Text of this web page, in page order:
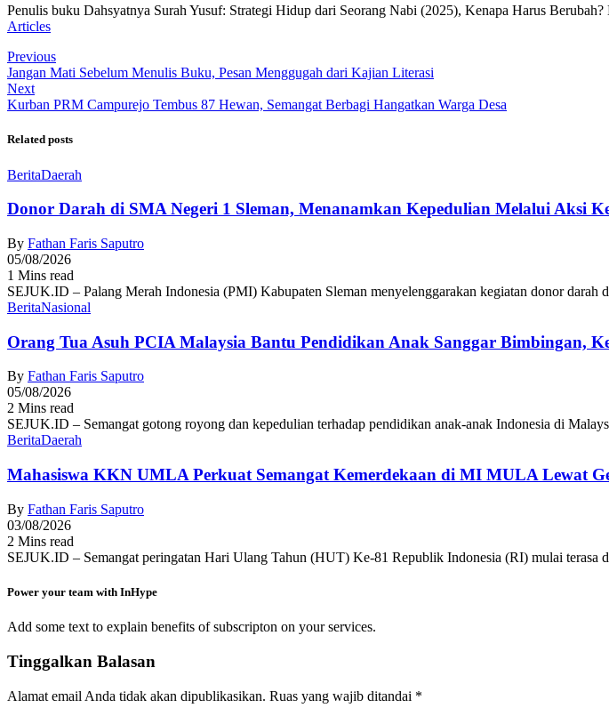
Penulis buku Dahsyatnya Surah Yusuf: Strategi Hidup dari Seorang Nabi (2025), Kenapa Harus
Articles
Previous
Jangan Mati Sebelum Menulis Buku, Pesan Menggugah dari Kajian Literasi
Next
Kurban PRM Campurejo Tembus 87 Hewan, Semangat Berbagi Hangatkan Warga Desa
Related posts
BeritaDaerah
Donor Darah di SMA Negeri 1 Sleman, Menanamkan Kepedulian Melalui Aksi
By Fathan Faris Saputro
05/08/2026
1 Mins read
SEJUK.ID – Palang Merah Indonesia (PMI) Kabupaten Sleman menyelenggarakan kegiatan donor
BeritaNasional
Orang Tua Asuh PCIA Malaysia Bantu Pendidikan Anak Sanggar Bimbingan,
By Fathan Faris Saputro
05/08/2026
2 Mins read
SEJUK.ID – Semangat gotong royong dan kepedulian terhadap pendidikan anak-anak Indonesia di
BeritaDaerah
Mahasiswa KKN UMLA Perkuat Semangat Kemerdekaan di MI MULA Lewat
By Fathan Faris Saputro
03/08/2026
2 Mins read
SEJUK.ID – Semangat peringatan Hari Ulang Tahun (HUT) Ke-81 Republik Indonesia (RI) mulai
Power your team with InHype
Add some text to explain benefits of subscripton on your services.
Tinggalkan Balasan
Alamat email Anda tidak akan dipublikasikan. Ruas yang wajib ditandai *